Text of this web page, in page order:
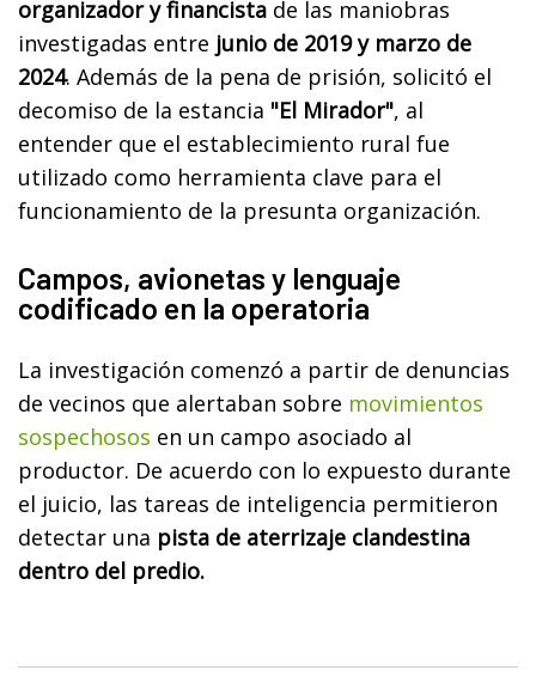
organizador y financista de las maniobras
investigadas entre junio de 2019 y marzo de
2024. Además de la pena de prisión, solicitó el
decomiso de la estancia "El Mirador", al
entender que el establecimiento rural fue
utilizado como herramienta clave para el
funcionamiento de la presunta organización.
Campos, avionetas y lenguaje
codificado en la operatoria
La investigación comenzó a partir de denuncias
de vecinos que alertaban sobre movimientos
sospechosos en un campo asociado al
productor. De acuerdo con lo expuesto durante
el juicio, las tareas de inteligencia permitieron
detectar una pista de aterrizaje clandestina
dentro del predio.